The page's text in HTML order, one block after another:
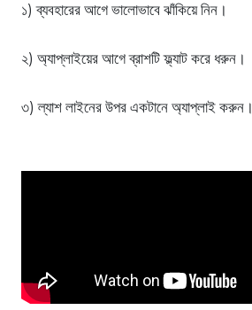
১) ব্যবহারের আগে ভালোভাবে ঝাঁকিয়ে নিন।
২) অ্যাপ্লাইয়ের আগে ব্রাশটি ফ্ল্যাট করে ধরুন।
৩) ল্যাশ লাইনের উপর একটানে অ্যাপ্লাই করুন।